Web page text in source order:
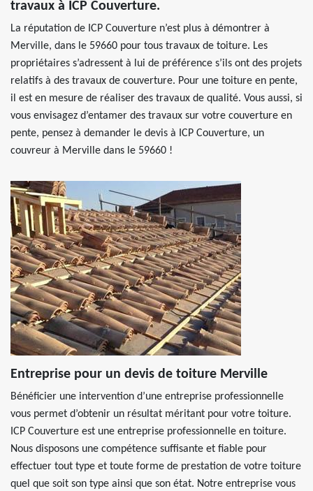
travaux à ICP Couverture.
La réputation de ICP Couverture n’est plus à démontrer à
Merville, dans le 59660 pour tous travaux de toiture. Les
propriétaires s’adressent à lui de préférence s’ils ont des projets
relatifs à des travaux de couverture. Pour une toiture en pente,
il est en mesure de réaliser des travaux de qualité. Vous aussi, si
vous envisagez d’entamer des travaux sur votre couverture en
pente, pensez à demander le devis à ICP Couverture, un
couvreur à Merville dans le 59660 !
Entreprise pour un devis de toiture Merville
Bénéficier une intervention d’une entreprise professionnelle
vous permet d’obtenir un résultat méritant pour votre toiture.
ICP Couverture est une entreprise professionnelle en toiture.
Nous disposons une compétence suffisante et fiable pour
effectuer tout type et toute forme de prestation de votre toiture
quel que soit son type ainsi que son état. Notre entreprise vous